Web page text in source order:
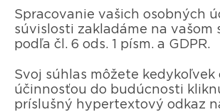
Spracovanie vašich osobných
súvislosti zakladáme na vašom
podľa čl. 6 ods. 1 písm. a GDPR.
Svoj súhlas môžete kedykoľvek
účinnosťou do budúcnosti
príslušný hypertextový odkaz